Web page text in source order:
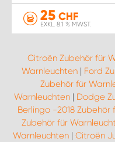
25 CHF
EXKL. 8.1 % MWST.
Citroën Zubehör für
Warnleuchten| Ford
Zubehör für
Warnleuchten| Dodge
Berlingo -2018 Zubehör
Zubehör für
Warnleuchten| Citroën